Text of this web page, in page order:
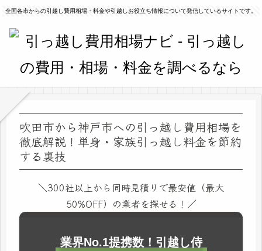
全国各市からの引越し費用相場・料金や引越しお役立ち情報について発信しているサイトです。
吹田市から神戸市への引っ越し費用相場を
徹底解説！単身・家族引っ越し料金を節約
する裏技
＼300社以上から同時見積りで最安値（最大
50%OFF）の業者を探せる！／
業界No.1提携数！引越し侍